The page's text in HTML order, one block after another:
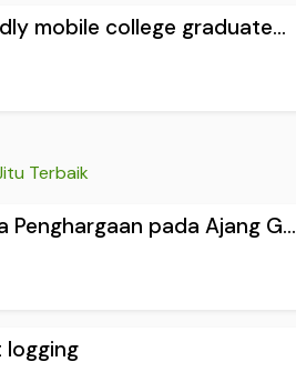
mobile college graduate...
Terbaik
Penghargaan pada Ajang G...